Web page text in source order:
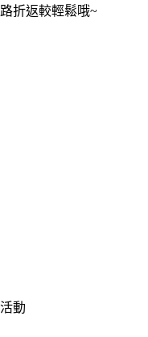
折返較輕鬆哦~